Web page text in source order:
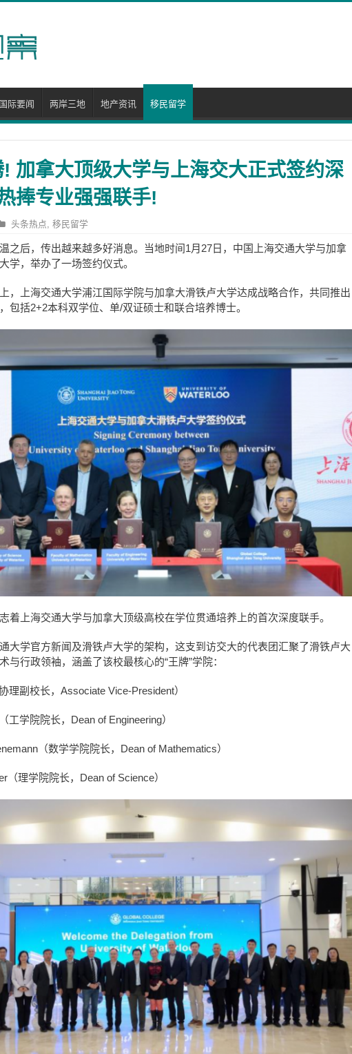
国际要闻 两岸三地 地产资讯 移民留学
加拿大顶级大学与上海交大正式签约深
捧专业强强联手!
头条热点, 移民留学
之后，传出越来越多好消息。当地时间1月27日，中国上海交通大学与加拿
学，举办了一场签约仪式。
，上海交通大学浦江国际学院与加拿大滑铁卢大学达成战略合作，共同推出
包括2+2本科双学位、单/双证硕士和联合培养博士。
着上海交通大学与加拿大顶级高校在学位贯通培养上的首次深度联手。
大学官方新闻及滑铁卢大学的架构，这支到访交大的代表团汇聚了滑铁卢大
与行政领袖，涵盖了该校最核心的“王牌”学院：
理副校长，Associate Vice-President）
工学院院长，Dean of Engineering）
（数学学院院长，Dean of Mathematics）
（理学院院长，Dean of Science）